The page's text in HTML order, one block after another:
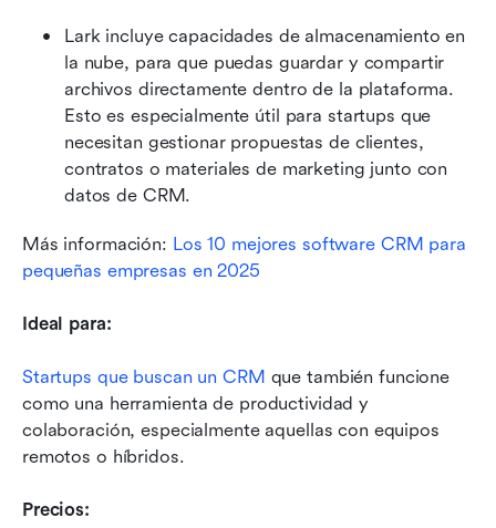
Lark incluye capacidades de almacenamiento en
la nube, para que puedas guardar y compartir
archivos directamente dentro de la plataforma.
Esto es especialmente útil para startups que
necesitan gestionar propuestas de clientes,
contratos o materiales de marketing junto con
datos de CRM.
Más información: Los 10 mejores software CRM para
pequeñas empresas en 2025
Ideal para:
Startups que buscan un CRM que también funcione
como una herramienta de productividad y
colaboración, especialmente aquellas con equipos
remotos o híbridos.
Precios: